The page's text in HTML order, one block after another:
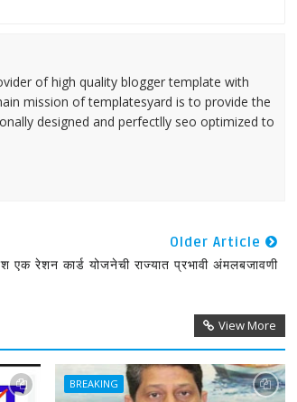
of high quality blogger template with
mission of templatesyard is to provide the
designed and perfectlly seo optimized to
Older Article
एक रेशन कार्ड योजनेची राज्यात प्रभावी अंमलबजावणी
View More
BREAKING